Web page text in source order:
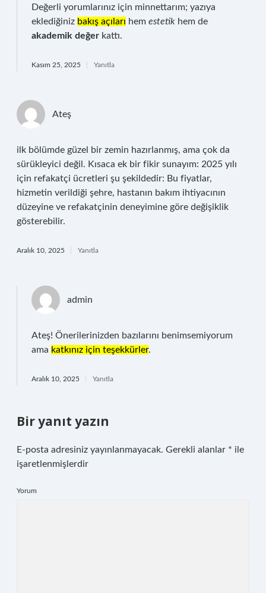
Değerli yorumlarınız için minnettarım; yazıya
eklediğiniz bakış açıları hem estetik hem de
akademik değer kattı.
Kasım 25, 2025 Yanıtla
Ateş
ilk bölümde güzel bir zemin hazırlanmış, ama çok da
sürükleyici değil. Kısaca ek bir fikir sunayım: 2025 yılı
için refakatçi ücretleri şu şekildedir: Bu fiyatlar,
hizmetin verildiği şehre, hastanın bakım ihtiyacının
düzeyine ve refakatçinin deneyimine göre değişiklik
gösterebilir.
Aralık 10, 2025 Yanıtla
admin
Ateş! Önerilerinizden bazılarını benimsemiyorum
ama katkınız için teşekkürler.
Aralık 10, 2025 Yanıtla
Bir yanıt yazın
E-posta adresiniz yayınlanmayacak. Gerekli alanlar * ile
işaretlenmişlerdir
Yorum